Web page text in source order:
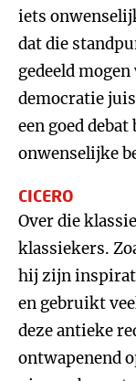
iets
dat die
gedeeld
democratie
een goed
onwenselijke
CICERO
Over die
klassiekers.
hij zijn
en gebruikt
deze antieke
ontwapenend